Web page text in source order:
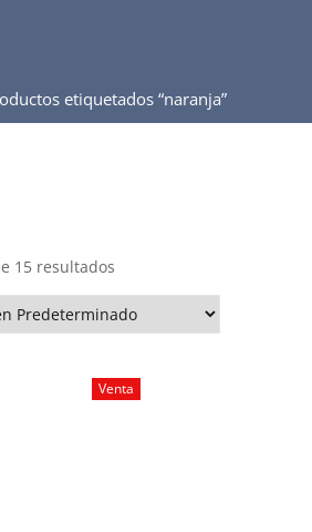
etiquetados “naranja”
15 resultados
Venta